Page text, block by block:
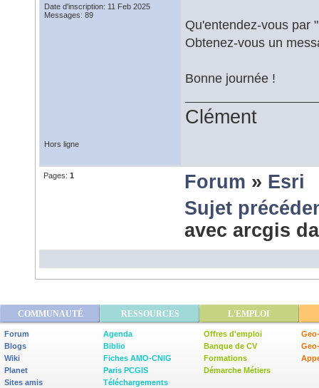
Date d'inscription: 11 Feb 2025
Messages: 89
Qu'entendez-vous par
Obtenez-vous un
Bonne journée !
Clément
Hors ligne
Pages: 1 Forum » Esri
Sujet
avec arcgis
COMMUNAUTÉ RESSOURCES L'EMPLOI
Forum
Blogs
Wiki
Planet
Sites amis
Agenda
Biblio
Fiches AMO-CNIG
Paris PCGIS
Téléchargements
Offres d'emploi
Banque de CV
Formations
Démarche Métiers